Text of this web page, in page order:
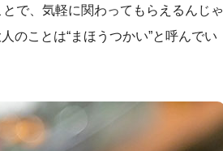
で、気軽に関わってもらえるんじゃ
のことは“まほうつかい”と呼んでい